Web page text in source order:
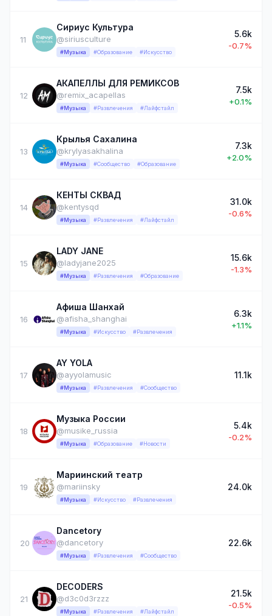
11
Сириус Культура
@siriusculture
#Музыка #Образование #Искусство
5.6k
-0.7%
12
АКАПЕЛЛЫ ДЛЯ РЕМИКСОВ
@remix_acapellas
#Музыка #Развлечения #Лайфстайл
7.5k
+0.1%
13
Крылья Сахалина
@krylyasakhalina
#Музыка #Сообщество #Образование
7.3k
+2.0%
14
КЕНТЫ СКВАД
@kentysqd
#Музыка #Развлечения #Лайфстайл
31.0k
-0.6%
15
LADY JANE
@ladyjane2025
#Музыка #Развлечения #Образование
15.6k
-1.3%
16
Афиша Шанхай
@afisha_shanghai
#Музыка #Искусство #Развлечения
6.3k
+1.1%
17
AY YOLA
@ayyolamusic
#Музыка #Развлечения #Сообщество
11.1k
18
Музыка России
@musike_russia
#Музыка #Образование #Новости
5.4k
-0.2%
19
Мариинский театр
@mariinsky
#Музыка #Искусство #Развлечения
24.0k
20
Dancetory
@dancetory
#Музыка #Развлечения #Сообщество
22.6k
21
DECODERS
@d3c0d3rzzz
#Музыка #Развлечения #Лайфстайл
21.5k
-0.5%